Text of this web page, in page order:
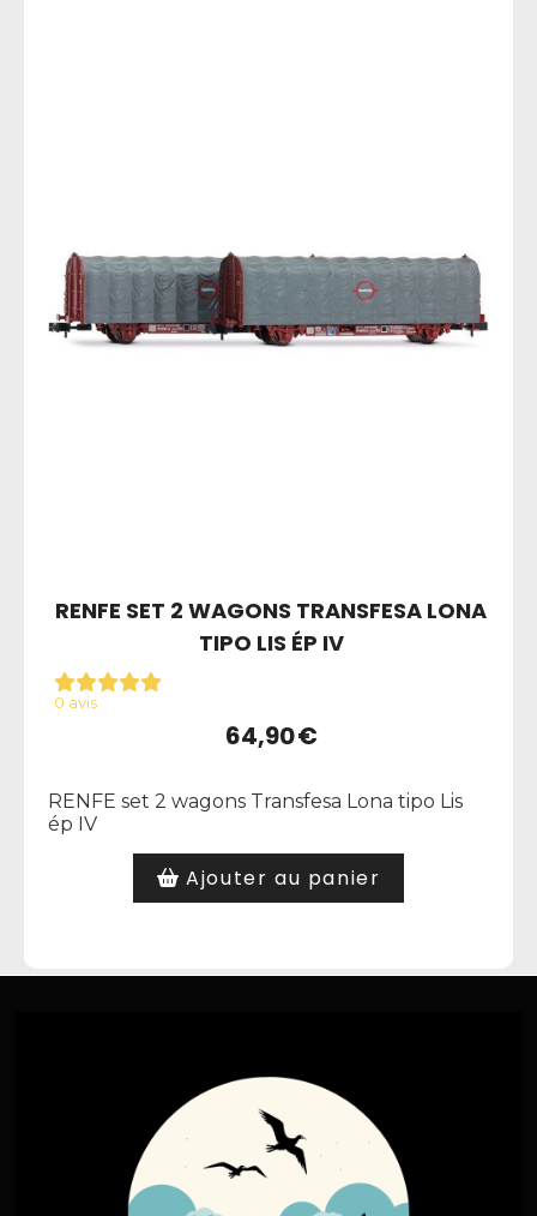
RENFE SET 2 WAGONS TRANSFESA LONA
TIPO LIS ÉP IV
0 avis
64,90€
RENFE set 2 wagons Transfesa Lona tipo Lis
ép IV
Ajouter au panier